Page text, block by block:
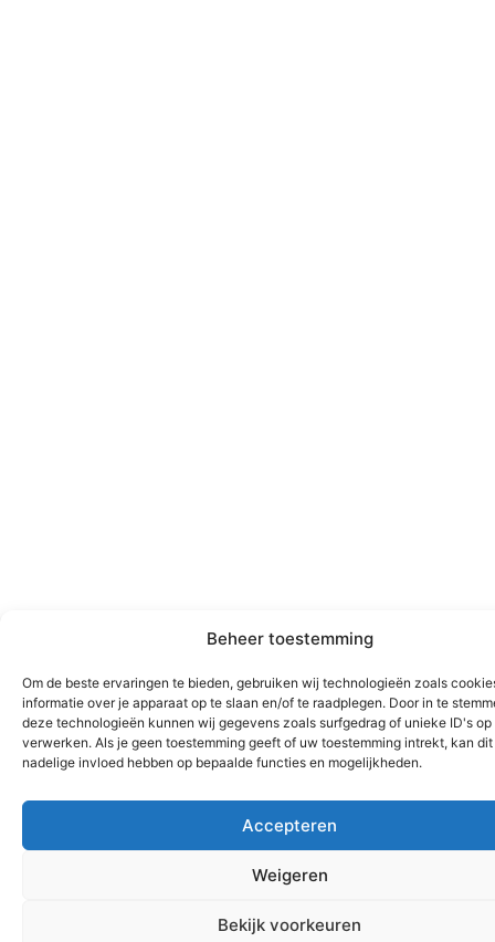
Beheer toestemming
Om de beste ervaringen te bieden, gebruiken wij technologieën zoals
informatie over je apparaat op te slaan en/of te raadplegen. Door in te
deze technologieën kunnen wij gegevens zoals surfgedrag of unieke ID's
verwerken. Als je geen toestemming geeft of uw toestemming intrekt, kan
nadelige invloed hebben op bepaalde functies en mogelijkheden.
Accepteren
Weigeren
Bekijk voorkeuren